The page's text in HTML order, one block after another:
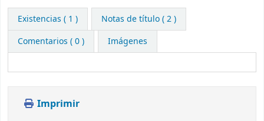
Existencias ( 1 )
Notas de título ( 2 )
Comentarios ( 0 )
Imágenes
Imprimir